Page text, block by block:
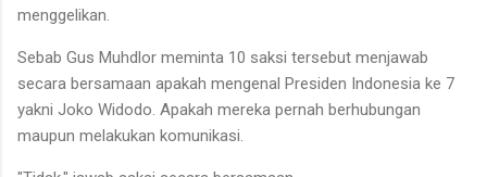
menggelikan.
Sebab Gus Muhdlor meminta 10 saksi tersebut menjawab
secara bersamaan apakah mengenal Presiden Indonesia ke 7
yakni Joko Widodo. Apakah mereka pernah berhubungan
maupun melakukan komunikasi.